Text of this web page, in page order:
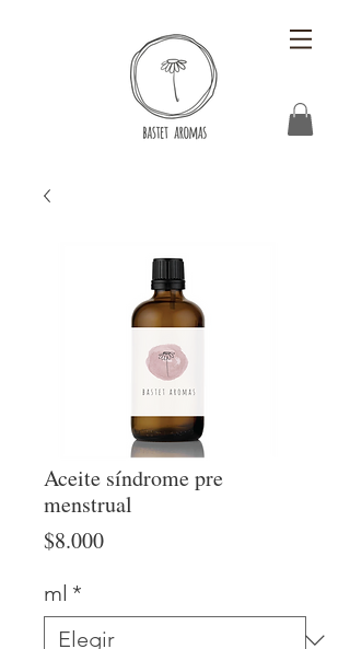
Aceite síndrome pre
menstrual
$8.000Precio
ml *